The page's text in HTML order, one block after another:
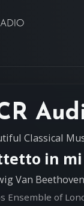
Classical
in mi
Van
Ensemble of